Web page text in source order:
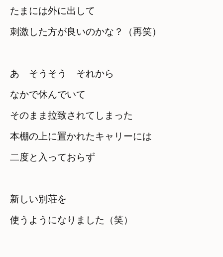
たまには外に出して
刺激した方が良いのかな？（再笑）
あ　そうそう　それから
なかで休んでいて
そのまま拉致されてしまった
本棚の上に置かれたキャリーには
二度と入っておらず
新しい別荘を